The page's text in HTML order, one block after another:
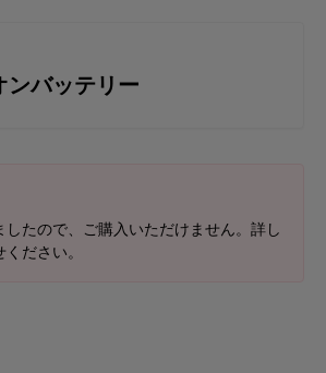
ンバッテリー
たので、ご購入いただけません。詳し
ださい。